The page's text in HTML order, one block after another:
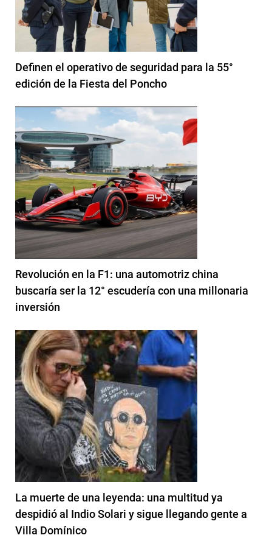
Definen el operativo de seguridad para la 55°
edición de la Fiesta del Poncho
Revolución en la F1: una automotriz china
buscaría ser la 12° escudería con una millonaria
inversión
La muerte de una leyenda: una multitud ya
despidió al Indio Solari y sigue llegando gente a
Villa Domínico